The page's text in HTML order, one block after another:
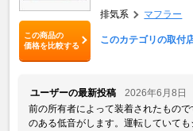
この商品の
価格を比較する
排気系 マフラー
このカテゴリの取付
ユーザーの最新投稿
2026年6月8日
前の所有者によって装着されたもの
のある低音がします。運転していて